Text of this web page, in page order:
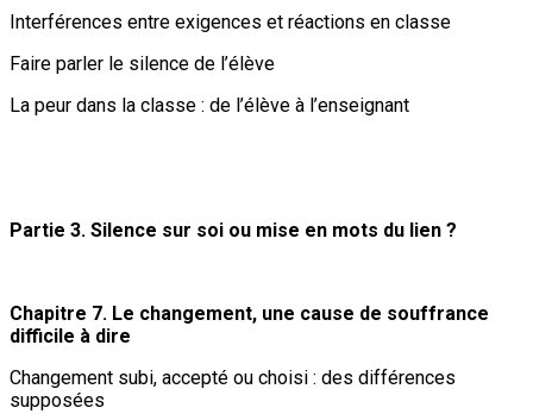
Interférences entre exigences et réactions en classe
Faire parler le silence de l’élève
La peur dans la classe : de l’élève à l’enseignant
Partie 3. Silence sur soi ou mise en mots du lien ?
Chapitre 7. Le changement, une cause de souffrance
difficile à dire
Changement subi, accepté ou choisi : des différences
supposées